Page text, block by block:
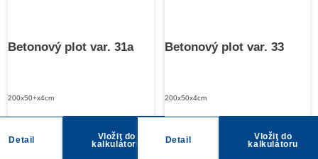
Betonový plot var. 31a
200x50+x4cm
Detail
Vložit do
kalkulátoru
Betonový plot var. 33
200x50x4cm
Detail
Vložit do
kalkulátoru